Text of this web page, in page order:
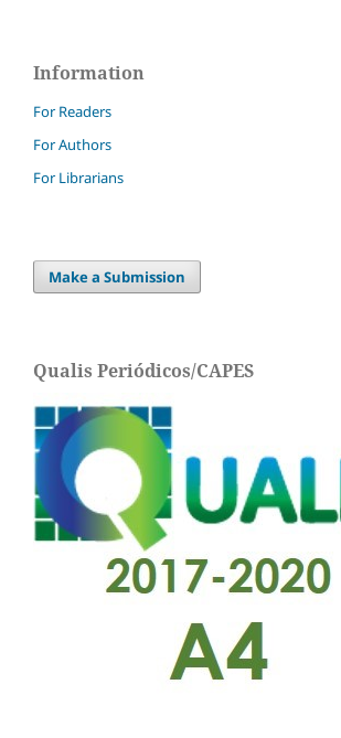
Information
For Readers
For Authors
For Librarians
Make a Submission
Qualis Periódicos/CAPES